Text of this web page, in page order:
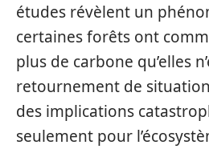
études révèlent un
certaines forêts ont
plus de carbone qu’elles
retournement de
des implications
seulement pour